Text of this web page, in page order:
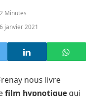
2 Minutes
janvier 2021
nous livre
film hypnotique qui